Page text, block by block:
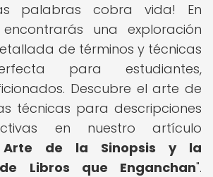
palabras cobra vida! En
una exploración
de términos y técnicas
para estudiantes,
Descubre el arte de
técnicas para descripciones
en nuestro artículo
Arte de la Sinopsis y la
Libros que Enganchan".